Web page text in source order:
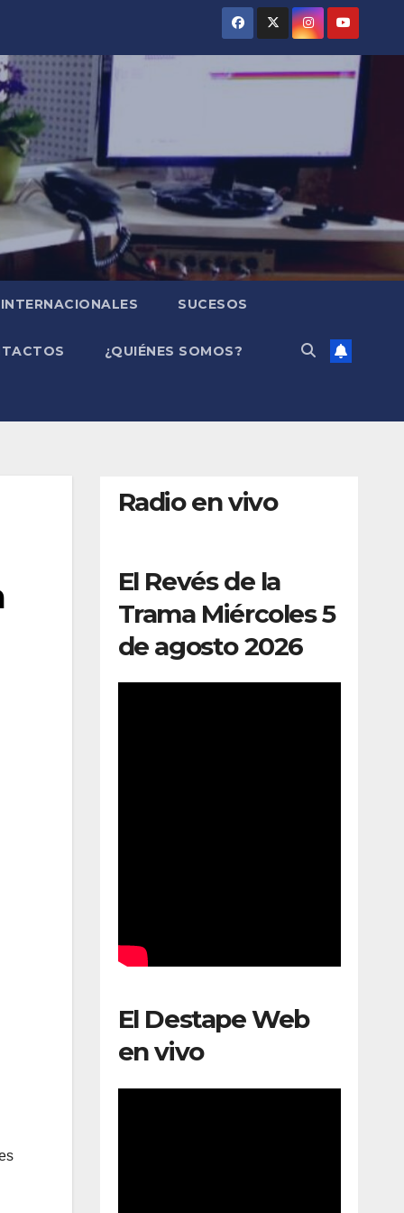
INTERNACIONALES SUCESOS
¿QUIÉNES SOMOS?
Radio en vivo
El Revés de la
Trama Miércoles 5
de agosto 2026
El Destape Web
en vivo